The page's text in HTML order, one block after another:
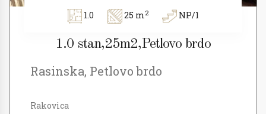
1.0 25 m2 NP/1
1.0 stan,25m2,Petlovo brdo
Rasinska, Petlovo brdo
Rakovica